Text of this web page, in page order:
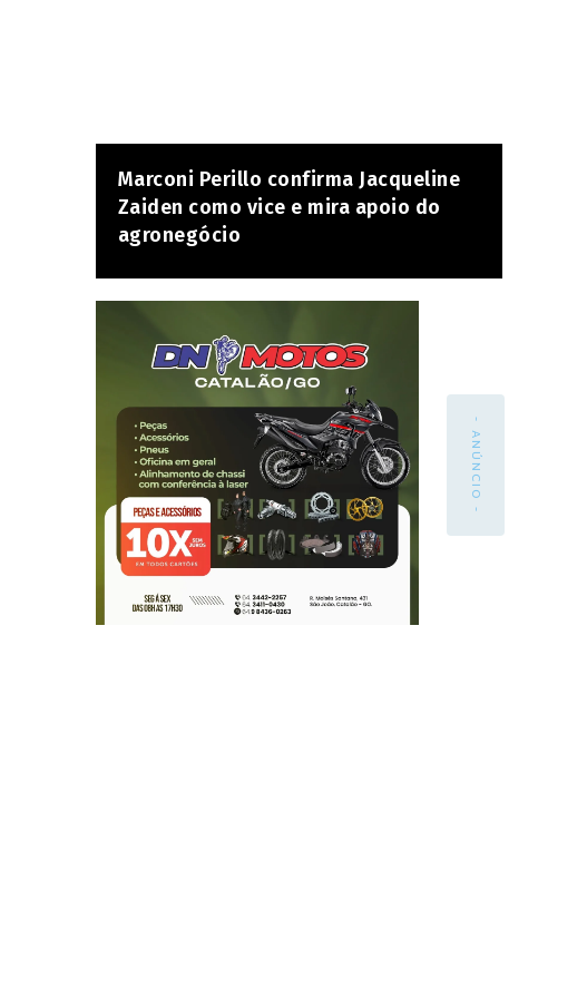
Marconi Perillo confirma Jacqueline
Zaiden como vice e mira apoio do
agronegócio
- ANÚNCIO -